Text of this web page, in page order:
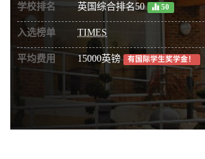
学校排名 英国综合排名50 50
入选榜单 TIMES
平均费用 15000英镑 有国际学生奖学金！